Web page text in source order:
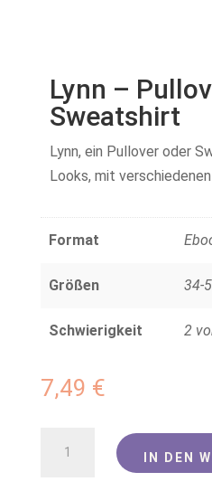
Lynn –
Sweatshirt
Lynn, ein Pullover oder
Looks, mit verschiedenen
Format
Größen 34-
Schwierigkeit 2
7,49 €
IN DEN